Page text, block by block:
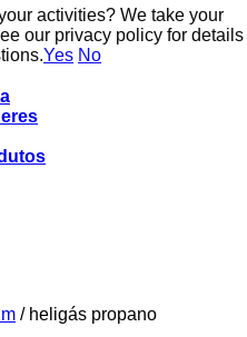
/ heligás propano
activities? We take your
our privacy policy for details
Yes No
activities? We take your
our privacy policy for details
Yes No